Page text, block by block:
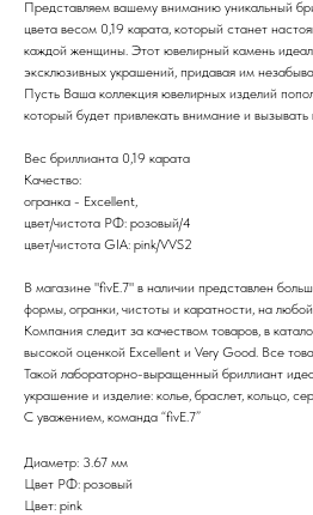
Представляем вашему вниманию уникальный
цвета весом 0,19 карата, который станет
каждой женщины. Этот ювелирный камень
эксклюзивных украшений, придавая им
Пусть Ваша коллекция ювелирных изделий
который будет привлекать внимание и
Вес бриллианта 0,19 карата
Качество:
огранка - Excellent,
цвет/чистота РФ: розовый/4
цвет/чистота GIA: pink/VVS2
В магазине "fivE.7" в наличии представлен
формы, огранки, чистоты и каратности, на
Компания следит за качеством товаров, в
высокой оценкой Excellent и Very Good. Все
Такой лабораторно-выращенный бриллиант
украшение и изделие: колье, браслет, кольцо,
С уважением, команда “fivE.7”
Диаметр: 3.67 мм
Цвет РФ: розовый
Цвет: pink